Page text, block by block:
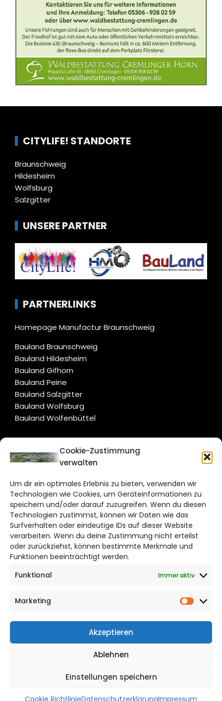
Cookie-Zustimmung
verwalten
Um dir ein optimales Erlebnis zu bieten, verwenden wir
Technologien wie Cookies, um Geräteinformationen zu
speichern und/oder darauf zuzugreifen. Wenn du diesen
Technologien zustimmst, können wir Daten wie das
Surfverhalten oder eindeutige IDs auf dieser Website
verarbeiten. Wenn du deine Zustimmung nicht erteilst
oder zurückziehst, können bestimmte Merkmale und
Funktionen beeinträchtigt werden.
Funktional
Immer aktiv
Marketing
Akzeptieren
Ablehnen
Einstellungen speichern
Cookie RichtlinieDatenschutzerklärungImpressum
CITYLIFE! STANDORTE
Braunschweig
Hildesheim
Wolfsburg
Salzgitter
UNSERE PARTNER
PARTNERLINKS
Homepage Manufactur Braunschweig
Bauland Braunschweig
Bauland Hildesheim
Bauland Gifhorn
Bauland Peine
Bauland Salzgitter
Bauland Wolfsburg
Bauland Wolfenbüttel
CITYLIFE!
Bruchtorwall 12
38100 Braunschweig
Telefon: 0531 387220 – 65
DAS STADTMAGAZIN FÜR
BRAUNSCHWEIG
Impressum
Cookie Richtlinie
CITYLIFE! BEI FACEBOOK
WordPress Theme |Viralby HashThemes